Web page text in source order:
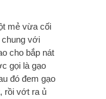
mẻ vừa cối
chung với
cho bắp nát
gọi là gạo
đó đem gạo
rồi vớt ra ủ